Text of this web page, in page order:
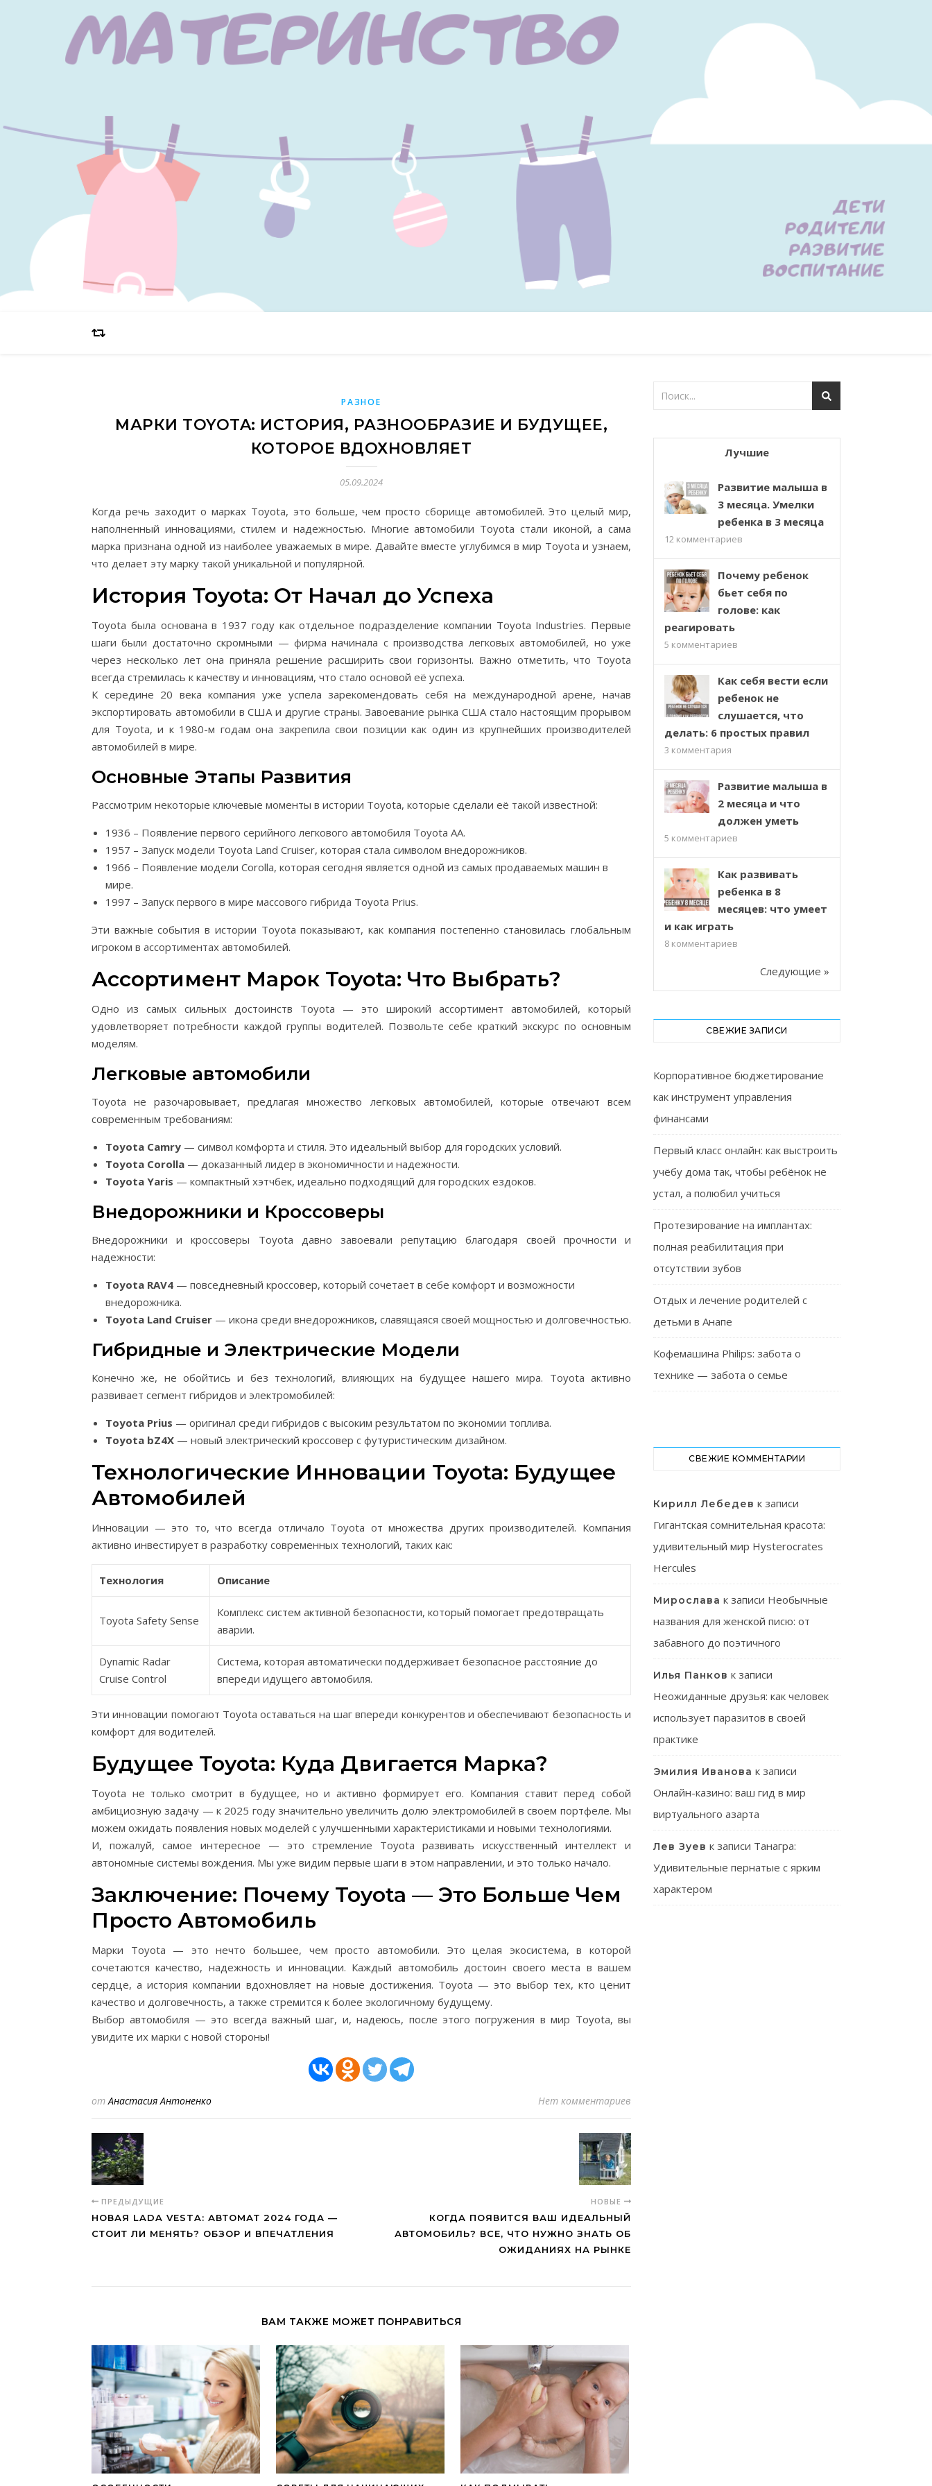
РАЗНОЕ
МАРКИ TOYOTA: ИСТОРИЯ, РАЗНООБРАЗИЕ И БУДУЩЕЕ,
КОТОРОЕ ВДОХНОВЛЯЕТ
05.09.2024
Когда речь заходит о марках Toyota, это больше, чем просто сборище автомобилей. Это целый мир,
наполненный инновациями, стилем и надежностью. Многие автомобили Toyota стали иконой, а сама
марка признана одной из наиболее уважаемых в мире. Давайте вместе углубимся в мир Toyota и узнаем,
что делает эту марку такой уникальной и популярной.
История Toyota: От Начал до Успеха
Toyota была основана в 1937 году как отдельное подразделение компании Toyota Industries. Первые
шаги были достаточно скромными — фирма начинала с производства легковых автомобилей, но уже
через несколько лет она приняла решение расширить свои горизонты. Важно отметить, что Toyota
всегда стремилась к качеству и инновациям, что стало основой её успеха.
К середине 20 века компания уже успела зарекомендовать себя на международной арене, начав
экспортировать автомобили в США и другие страны. Завоевание рынка США стало настоящим прорывом
для Toyota, и к 1980-м годам она закрепила свои позиции как один из крупнейших производителей
автомобилей в мире.
Основные Этапы Развития
Рассмотрим некоторые ключевые моменты в истории Toyota, которые сделали её такой известной:
1936 – Появление первого серийного легкового автомобиля Toyota AA.
1957 – Запуск модели Toyota Land Cruiser, которая стала символом внедорожников.
1966 – Появление модели Corolla, которая сегодня является одной из самых продаваемых машин в
мире.
1997 – Запуск первого в мире массового гибрида Toyota Prius.
Эти важные события в истории Toyota показывают, как компания постепенно становилась глобальным
игроком в ассортиментах автомобилей.
Ассортимент Марок Toyota: Что Выбрать?
Одно из самых сильных достоинств Toyota — это широкий ассортимент автомобилей, который
удовлетворяет потребности каждой группы водителей. Позвольте себе краткий экскурс по основным
моделям.
Легковые автомобили
Toyota не разочаровывает, предлагая множество легковых автомобилей, которые отвечают всем
современным требованиям:
Toyota Camry — символ комфорта и стиля. Это идеальный выбор для городских условий.
Toyota Corolla — доказанный лидер в экономичности и надежности.
Toyota Yaris — компактный хэтчбек, идеально подходящий для городских ездоков.
Внедорожники и Кроссоверы
Внедорожники и кроссоверы Toyota давно завоевали репутацию благодаря своей прочности и
надежности:
Toyota RAV4 — повседневный кроссовер, который сочетает в себе комфорт и возможности
внедорожника.
Toyota Land Cruiser — икона среди внедорожников, славящаяся своей мощностью и долговечностью.
Гибридные и Электрические Модели
Конечно же, не обойтись и без технологий, влияющих на будущее нашего мира. Toyota активно
развивает сегмент гибридов и электромобилей:
Toyota Prius — оригинал среди гибридов с высоким результатом по экономии топлива.
Toyota bZ4X — новый электрический кроссовер с футуристическим дизайном.
Технологические Инновации Toyota: Будущее
Автомобилей
Инновации — это то, что всегда отличало Toyota от множества других производителей. Компания
активно инвестирует в разработку современных технологий, таких как:
Технология Описание
Toyota Safety Sense
Комплекс систем активной безопасности, который помогает предотвращать
аварии.
Dynamic Radar
Cruise Control
Система, которая автоматически поддерживает безопасное расстояние до
впереди идущего автомобиля.
Эти инновации помогают Toyota оставаться на шаг впереди конкурентов и обеспечивают безопасность и
комфорт для водителей.
Будущее Toyota: Куда Двигается Марка?
Toyota не только смотрит в будущее, но и активно формирует его. Компания ставит перед собой
амбициозную задачу — к 2025 году значительно увеличить долю электромобилей в своем портфеле. Мы
можем ожидать появления новых моделей с улучшенными характеристиками и новыми технологиями.
И, пожалуй, самое интересное — это стремление Toyota развивать искусственный интеллект и
автономные системы вождения. Мы уже видим первые шаги в этом направлении, и это только начало.
Заключение: Почему Toyota — Это Больше Чем
Просто Автомобиль
Марки Toyota — это нечто большее, чем просто автомобили. Это целая экосистема, в которой
сочетаются качество, надежность и инновации. Каждый автомобиль достоин своего места в вашем
сердце, а история компании вдохновляет на новые достижения. Toyota — это выбор тех, кто ценит
качество и долговечность, а также стремится к более экологичному будущему.
Выбор автомобиля — это всегда важный шаг, и, надеюсь, после этого погружения в мир Toyota, вы
увидите их марки с новой стороны!
отАнастасия Антоненко Нет комментариев
ПРЕДЫДУЩИЕ
НОВАЯ LADA VESTA: АВТОМАТ 2024 ГОДА —
СТОИТ ЛИ МЕНЯТЬ? ОБЗОР И ВПЕЧАТЛЕНИЯ
НОВЫЕ
КОГДА ПОЯВИТСЯ ВАШ ИДЕАЛЬНЫЙ
АВТОМОБИЛЬ? ВСЕ, ЧТО НУЖНО ЗНАТЬ ОБ
ОЖИДАНИЯХ НА РЫНКЕ
ВАМ ТАКЖЕ МОЖЕТ ПОНРАВИТЬСЯ
Лучшие
Развитие малыша в
3 месяца. Умелки
ребенка в 3 месяца
12 комментариев
Почему ребенок
бьет себя по
голове: как
реагировать
5 комментариев
Как себя вести если
ребенок не
слушается, что
делать: 6 простых правил
3 комментария
Развитие малыша в
2 месяца и что
должен уметь
5 комментариев
Как развивать
ребенка в 8
месяцев: что умеет
и как играть
8 комментариев
Следующие »
СВЕЖИЕ ЗАПИСИ
Корпоративное бюджетирование
как инструмент управления
финансами
Первый класс онлайн: как выстроить
учёбу дома так, чтобы ребёнок не
устал, а полюбил учиться
Протезирование на имплантах:
полная реабилитация при
отсутствии зубов
Отдых и лечение родителей с
детьми в Анапе
Кофемашина Philips: забота о
технике — забота о семье
СВЕЖИЕ КОММЕНТАРИИ
Кирилл Лебедев к записи
Гигантская сомнительная красота:
удивительный мир Hysterocrates
Hercules
Мирослава к записи Необычные
названия для женской писю: от
забавного до поэтичного
Илья Панков к записи
Неожиданные друзья: как человек
использует паразитов в своей
практике
Эмилия Иванова к записи
Онлайн-казино: ваш гид в мир
виртуального азарта
Лев Зуев к записи Танагра:
Удивительные пернатые с ярким
характером